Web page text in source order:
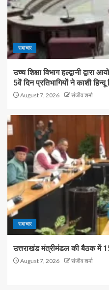
समाचार
उच्च शिक्षा विभाग हल्द्वानी
5वें दिन प्रतिभागियों ने काशी हिन्दू
August 7, 2026 संजीव शर्मा
समाचार
उत्तराखंड मंत्रीमंडल की बैठक में 15
August 7, 2026 संजीव शर्मा